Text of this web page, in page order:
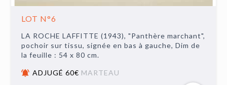
LOT N°6
LA ROCHE LAFFITTE (1943), "Panthère marchant",
pochoir sur tissu, signée en bas à gauche, Dim de
la feuille : 54 x 80 cm.
ADJUGÉ 60€ MARTEAU